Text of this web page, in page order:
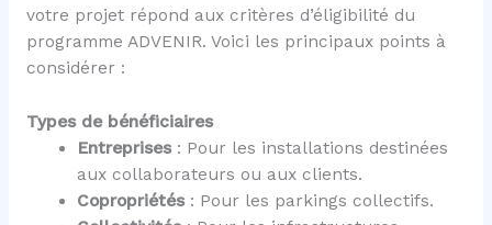
votre projet répond aux critères d’éligibilité du
programme ADVENIR. Voici les principaux points à
considérer :
Types de bénéficiaires
Entreprises: Pour les installations destinées
aux collaborateurs ou aux clients.
Copropriétés: Pour les parkings collectifs.